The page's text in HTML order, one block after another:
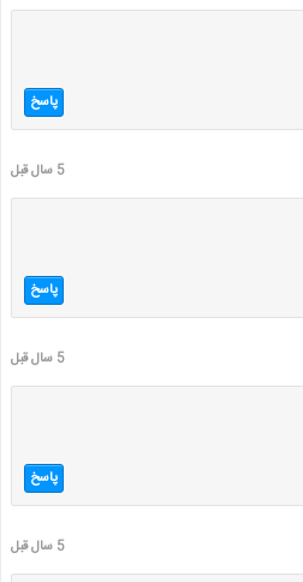
پاسخ
5 سال قبل
پاسخ
5 سال قبل
پاسخ
5 سال قبل